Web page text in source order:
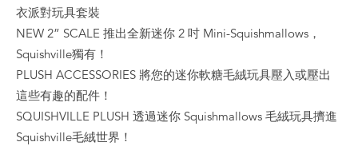
衣派對玩具套裝
NEW 2” SCALE 推出全新迷你 2 吋 Mini-Squishmallows，
Squishville獨有！
PLUSH ACCESSORIES 將您的迷你軟糖毛絨玩具壓入或壓出
這些有趣的配件！
SQUISHVILLE PLUSH 透過迷你 Squishmallows 毛絨玩具擠進
Squishville毛絨世界！